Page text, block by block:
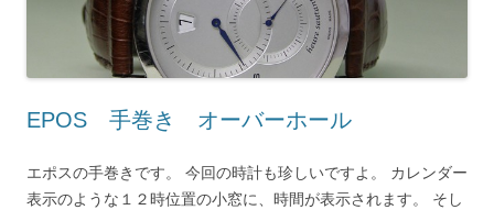
EPOS 手巻き オーバーホール
エポスの手巻きです。 今回の時計も珍しいですよ。 カレンダー
表示のような１２時位置の小窓に、時間が表示されます。 そし